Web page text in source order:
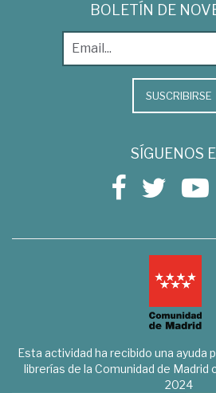
BOLETÍN DE
SUSCRIBIRSE
SÍGUENOS
Esta actividad ha recibido una ayuda
librerías de la Comunidad de
2024